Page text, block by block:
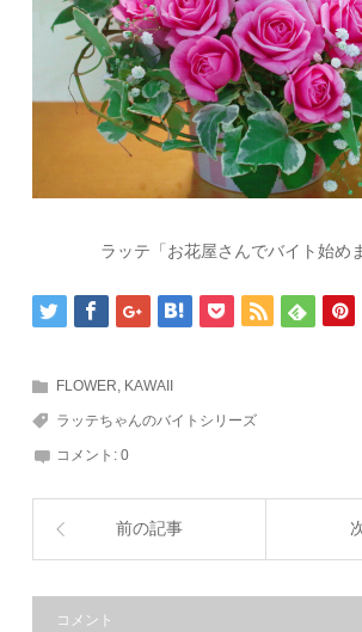
ラッテ「お花屋さんでバイト始め
FLOWER, KAWAII
ラッテちゃんのバイトシリーズ
コメント:0
前の記事
コメント